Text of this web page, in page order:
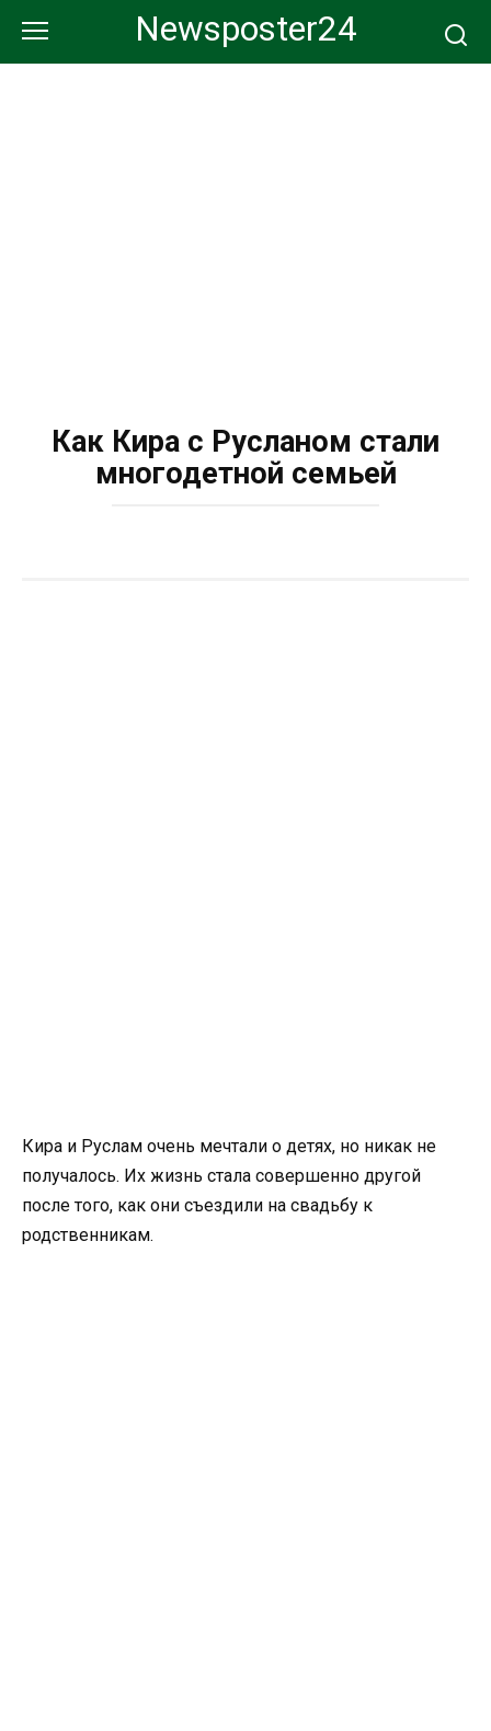
контенту
Newsposter24
Как Кира с Русланом стали
многодетной семьей
Кира и Руслам очень мечтали о детях, но никак не
получалось. Их жизнь стала совершенно другой
после того, как они съездили на свадьбу к
родственникам.